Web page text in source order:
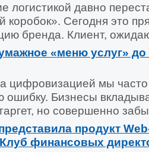
логистикой давно
коробок». Сегодня это
бренда. Клиент,
«меню услуг»
цифровизацией мы
ошибку. Бизнесы
но совершенно
продукт
финансовых